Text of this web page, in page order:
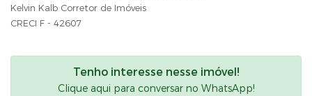
Kelvin Kalb Corretor de Imóveis
CRECI F - 42607
Tenho interesse nesse imóvel!
Clique aqui para conversar no WhatsApp!